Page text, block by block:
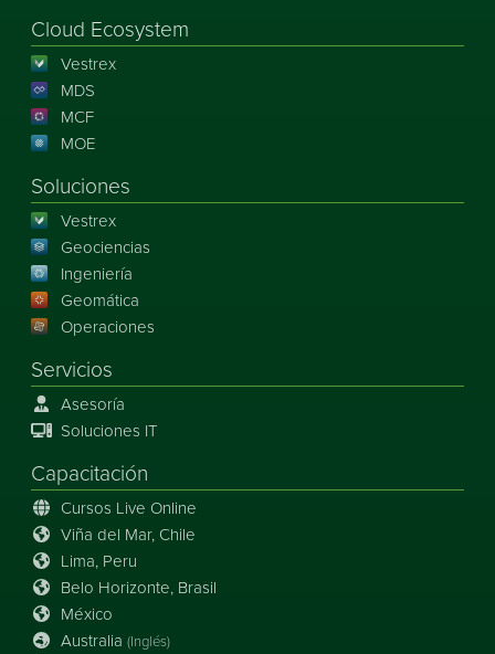
Cloud Ecosystem
Vestrex
MDS
MCF
MOE
Soluciones
Vestrex
Geociencias
Ingeniería
Geomática
Operaciones
Servicios
Asesoría
Soluciones IT
Capacitación
Cursos Live Online
Viña del Mar, Chile
Lima, Peru
Belo Horizonte, Brasil
México
Australia (Inglés)